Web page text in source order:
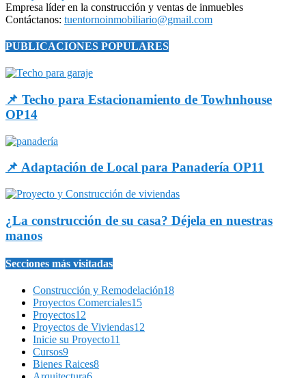
Empresa líder en la construcción y ventas de inmuebles
Contáctanos: tuentornoinmobiliario@gmail.com
PUBLICACIONES POPULARES
📌 Techo para Estacionamiento de Towhnhouse
OP14
📌 Adaptación de Local para Panadería OP11
¿La construcción de su casa? Déjela en nuestras
manos
Secciones más visitadas
Construcción y Remodelación18
Proyectos Comerciales15
Proyectos12
Proyectos de Viviendas12
Inicie su Proyecto11
Cursos9
Bienes Raices8